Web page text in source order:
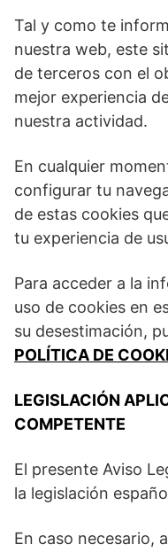
Tal y como te
nuestra web, este
de terceros con el
mejor experiencia
nuestra actividad.
En cualquier
configurar tu
de estas cookies
tu experiencia de
Para acceder a la
uso de cookies en
su desestimación,
POLÍTICA DE
LEGISLACIÓN
COMPETENTE
El presente Aviso
la legislación
En caso necesario,